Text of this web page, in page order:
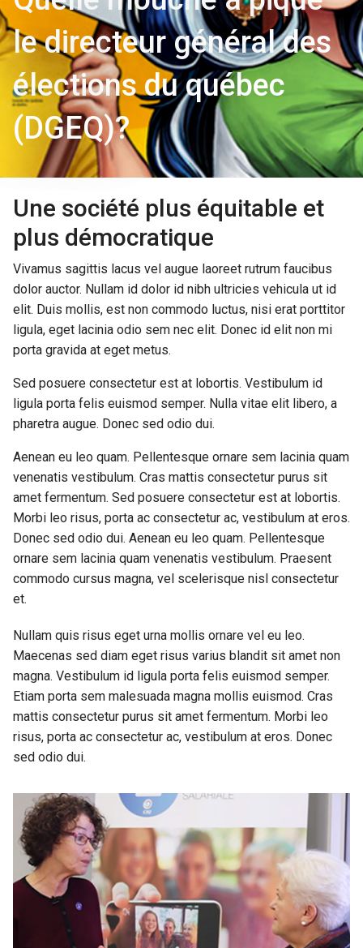
le directeur général des
élections du québec
(DGEQ)?
Une société plus équitable et
plus démocratique
Vivamus sagittis lacus vel augue laoreet rutrum faucibus
dolor auctor. Nullam id dolor id nibh ultricies vehicula ut id
elit. Duis mollis, est non commodo luctus, nisi erat porttitor
ligula, eget lacinia odio sem nec elit. Donec id elit non mi
porta gravida at eget metus.
Sed posuere consectetur est at lobortis. Vestibulum id
ligula porta felis euismod semper. Nulla vitae elit libero, a
pharetra augue. Donec sed odio dui.
Aenean eu leo quam. Pellentesque ornare sem lacinia quam
venenatis vestibulum. Cras mattis consectetur purus sit
amet fermentum. Sed posuere consectetur est at lobortis.
Morbi leo risus, porta ac consectetur ac, vestibulum at eros.
Donec sed odio dui. Aenean eu leo quam. Pellentesque
ornare sem lacinia quam venenatis vestibulum. Praesent
commodo cursus magna, vel scelerisque nisl consectetur
et.
Nullam quis risus eget urna mollis ornare vel eu leo.
Maecenas sed diam eget risus varius blandit sit amet non
magna. Vestibulum id ligula porta felis euismod semper.
Etiam porta sem malesuada magna mollis euismod. Cras
mattis consectetur purus sit amet fermentum. Morbi leo
risus, porta ac consectetur ac, vestibulum at eros. Donec
sed odio dui.